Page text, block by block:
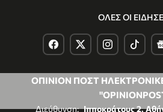
ΟΛΕΣ ΟΙ
ΟΠΙΝΙΟΝ ΠΟΣΤ
Διεύθυνση: Ιπποκράτους 2,